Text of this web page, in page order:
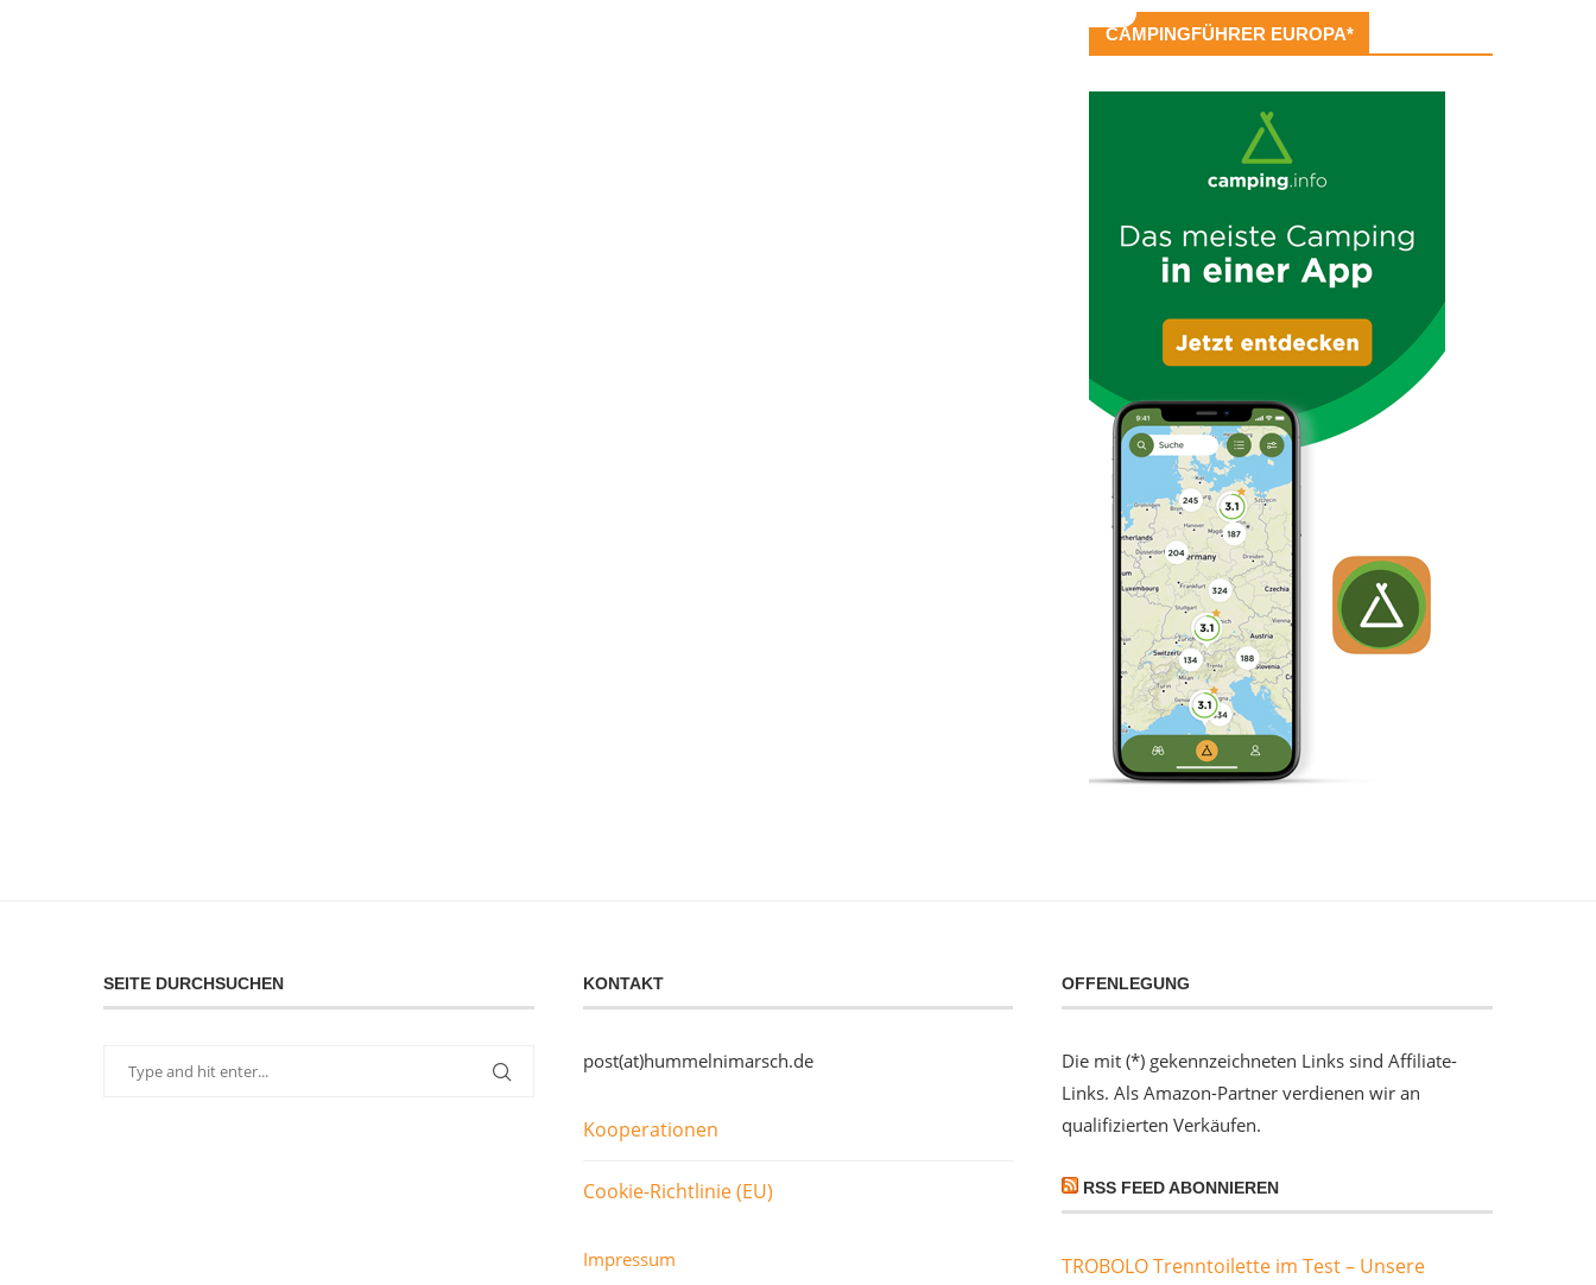
CAMPINGFÜHRER EUROPA*
SEITE DURCHSUCHEN KONTAKT
post(at)hummelnimarsch.de
Kooperationen
Cookie-Richtlinie (EU)
Impressum
OFFENLEGUNG
Die mit (*) gekennzeichneten Links sind Affiliate-
Links. Als Amazon-Partner verdienen wir an
qualifizierten Verkäufen.
RSS FEED ABONNIEREN
TROBOLO Trenntoilette im Test – Unsere